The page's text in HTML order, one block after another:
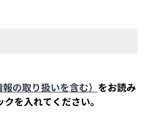
の取り扱いを含む） をお読み
を入れてください。